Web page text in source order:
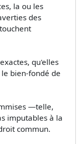
la ou les
des
qu'elles
bien-fondé de
—telle,
imputables à la
commun.